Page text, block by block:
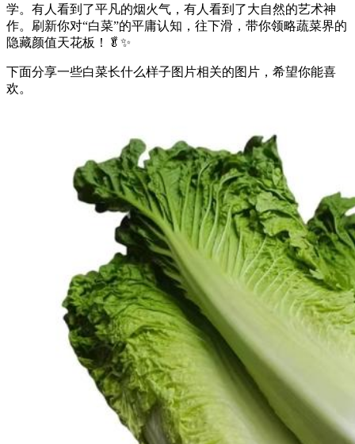
学。有人看到了平凡的烟火气，有人看到了大自然的艺术神
作。刷新你对“白菜”的平庸认知，往下滑，带你领略蔬菜界的
隐藏颜值天花板！🥬✨
下面分享一些白菜长什么样子图片相关的图片，希望你能喜
欢。